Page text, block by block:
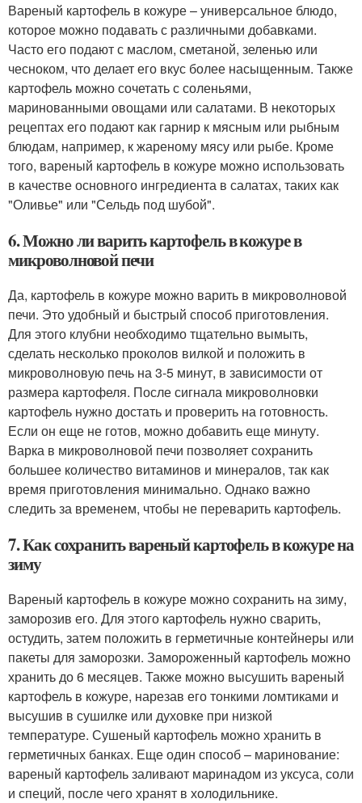
Вареный картофель в кожуре – универсальное блюдо,
которое можно подавать с различными добавками.
Часто его подают с маслом, сметаной, зеленью или
чесноком, что делает его вкус более насыщенным. Также
картофель можно сочетать с соленьями,
маринованными овощами или салатами. В некоторых
рецептах его подают как гарнир к мясным или рыбным
блюдам, например, к жареному мясу или рыбе. Кроме
того, вареный картофель в кожуре можно использовать
в качестве основного ингредиента в салатах, таких как
"Оливье" или "Сельдь под шубой".
6. Можно ли варить картофель в кожуре в
микроволновой печи
Да, картофель в кожуре можно варить в микроволновой
печи. Это удобный и быстрый способ приготовления.
Для этого клубни необходимо тщательно вымыть,
сделать несколько проколов вилкой и положить в
микроволновую печь на 3-5 минут, в зависимости от
размера картофеля. После сигнала микроволновки
картофель нужно достать и проверить на готовность.
Если он еще не готов, можно добавить еще минуту.
Варка в микроволновой печи позволяет сохранить
большее количество витаминов и минералов, так как
время приготовления минимально. Однако важно
следить за временем, чтобы не переварить картофель.
7. Как сохранить вареный картофель в кожуре на
зиму
Вареный картофель в кожуре можно сохранить на зиму,
заморозив его. Для этого картофель нужно сварить,
остудить, затем положить в герметичные контейнеры или
пакеты для заморозки. Замороженный картофель можно
хранить до 6 месяцев. Также можно высушить вареный
картофель в кожуре, нарезав его тонкими ломтиками и
высушив в сушилке или духовке при низкой
температуре. Сушеный картофель можно хранить в
герметичных банках. Еще один способ – маринование:
вареный картофель заливают маринадом из уксуса, соли
и специй, после чего хранят в холодильнике.